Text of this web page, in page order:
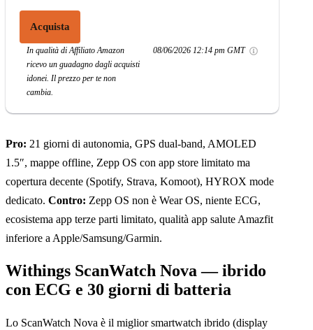
Acquista
In qualità di Affiliato Amazon
ricevo un guadagno dagli acquisti
idonei. Il prezzo per te non
cambia.
08/06/2026 12:14 pm GMT
Pro: 21 giorni di autonomia, GPS dual-band, AMOLED
1.5″, mappe offline, Zepp OS con app store limitato ma
copertura decente (Spotify, Strava, Komoot), HYROX mode
dedicato. Contro: Zepp OS non è Wear OS, niente ECG,
ecosistema app terze parti limitato, qualità app salute Amazfit
inferiore a Apple/Samsung/Garmin.
Withings ScanWatch Nova — ibrido
con ECG e 30 giorni di batteria
Lo ScanWatch Nova è il miglior smartwatch ibrido (display